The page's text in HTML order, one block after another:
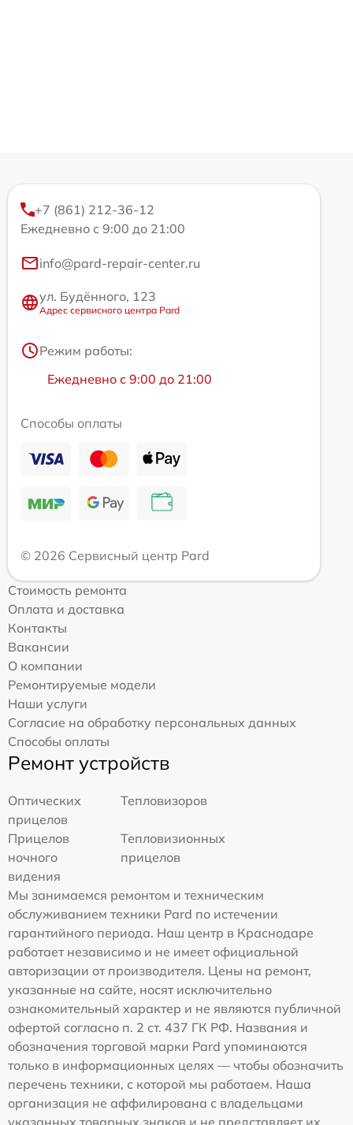
+7 (861) 212-36-12
Ежедневно с 9:00 до 21:00
info@pard-repair-center.ru
ул. Будённого, 123
Адрес сервисного центра Pard
Режим работы:
Ежедневно с 9:00 до 21:00
Способы оплаты
© 2026 Сервисный центр Pard
Стоимость ремонта
Оплата и доставка
Контакты
Вакансии
О компании
Ремонтируемые модели
Наши услуги
Согласие на обработку персональных данных
Способы оплаты
Ремонт устройств
Оптических
прицелов
Тепловизоров
Прицелов
ночного
видения
Тепловизионных
прицелов
Мы занимаемся ремонтом и техническим
обслуживанием техники Pard по истечении
гарантийного периода. Наш центр в Краснодаре
работает независимо и не имеет официальной
авторизации от производителя. Цены на ремонт,
указанные на сайте, носят исключительно
ознакомительный характер и не являются публичной
офертой согласно п. 2 ст. 437 ГК РФ. Названия и
обозначения торговой марки Pard упоминаются
только в информационных целях — чтобы обозначить
перечень техники, с которой мы работаем. Наша
организация не аффилирована с владельцами